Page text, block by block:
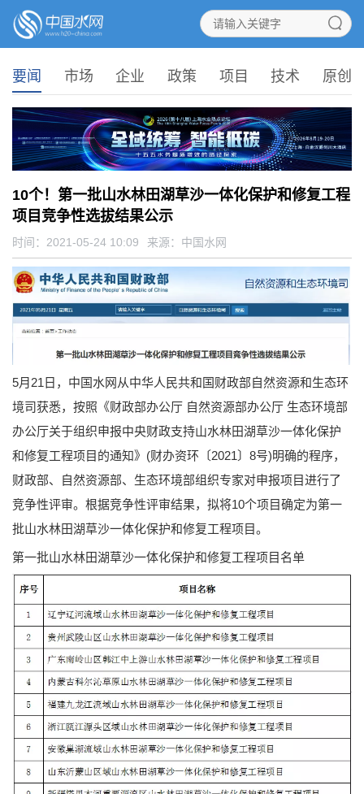
要闻 市场 企业 政策 项目 技术 原创
10个！第一批山水林田湖草沙一体化保护和修复工程
项目竞争性选拔结果公示
时间：2021-05-24 10:09 来源： 中国水网
5月21日，中国水网从中华人民共和国财政部自然资源和生态环
境司获悉，按照《财政部办公厅 自然资源部办公厅 生态环境部
办公厅关于组织申报中央财政支持山水林田湖草沙一体化保护
和修复工程项目的通知》(财办资环〔2021〕8号)明确的程序，
财政部、自然资源部、生态环境部组织专家对申报项目进行了
竞争性评审。根据竞争性评审结果，拟将10个项目确定为第一
批山水林田湖草沙一体化保护和修复工程项目。
第一批山水林田湖草沙一体化保护和修复工程项目名单